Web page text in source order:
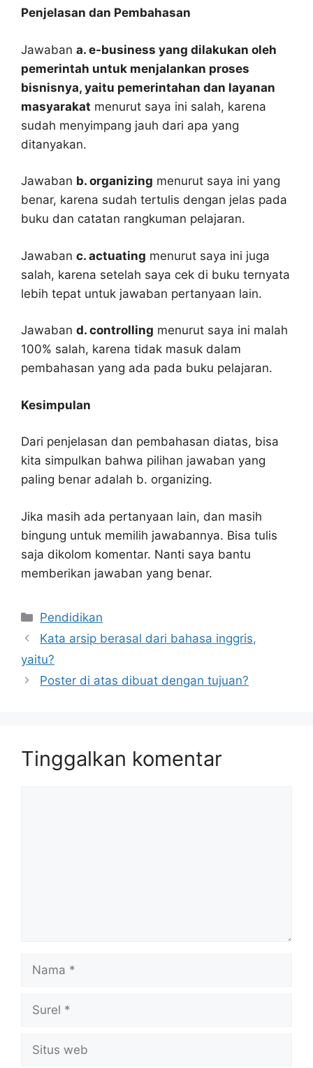
Penjelasan dan Pembahasan
Jawaban a. e-business yang dilakukan oleh
pemerintah untuk menjalankan proses
bisnisnya, yaitu pemerintahan dan layanan
masyarakat menurut saya ini salah, karena
sudah menyimpang jauh dari apa yang
ditanyakan.
Jawaban b. organizing menurut saya ini yang
benar, karena sudah tertulis dengan jelas pada
buku dan catatan rangkuman pelajaran.
Jawaban c. actuating menurut saya ini juga
salah, karena setelah saya cek di buku ternyata
lebih tepat untuk jawaban pertanyaan lain.
Jawaban d. controlling menurut saya ini malah
100% salah, karena tidak masuk dalam
pembahasan yang ada pada buku pelajaran.
Kesimpulan
Dari penjelasan dan pembahasan diatas, bisa
kita simpulkan bahwa pilihan jawaban yang
paling benar adalah b. organizing.
Jika masih ada pertanyaan lain, dan masih
bingung untuk memilih jawabannya. Bisa tulis
saja dikolom komentar. Nanti saya bantu
memberikan jawaban yang benar.
Kategori
Pendidikan
Kata arsip berasal dari bahasa inggris,
yaitu?
Poster di atas dibuat dengan tujuan?
Tinggalkan komentar
web